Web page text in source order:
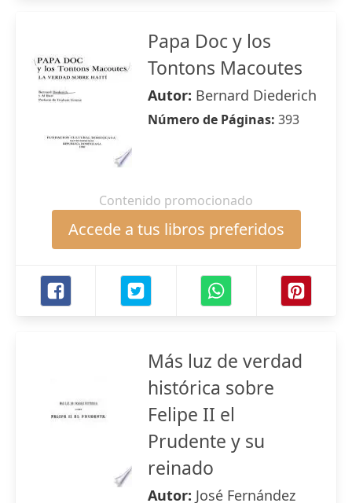
Papa Doc y los
Tontons Macoutes
Autor: Bernard Diederich
Número de Páginas: 393
Contenido promocionado
Accede a tus libros preferidos
Más luz de verdad
histórica sobre
Felipe II el
Prudente y su
reinado
Autor: José Fernández